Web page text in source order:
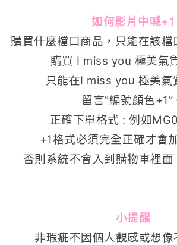
如何影片中喊+1
購買什麼檔口商品，只能在該檔
購買 I miss you 極美氣
只能在I miss you 極美氣
留言”編號顏色+1”
正確下單格式 : 例如
+1格式必須完全正確才會
否則系統不會入到購物車裡
小提醒
非瑕疵不因個人觀感或想像